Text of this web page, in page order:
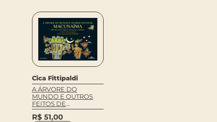
Cica Fittipaldi
A ÁRVORE DO
MUNDO E OUTROS
FEITOS DE
MACUNAÍMA
R$ 51,00